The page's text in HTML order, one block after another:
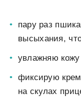
пару раз
высыхания,
увлажняю
фиксирую
на скулах